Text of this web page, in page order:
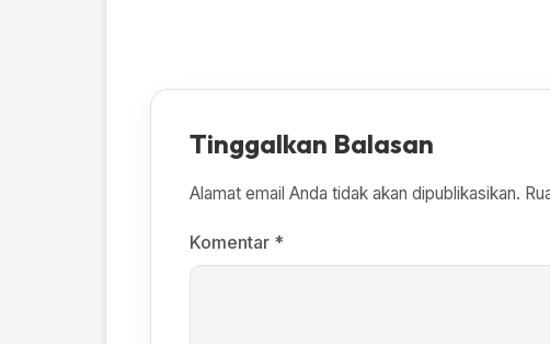
Tinggalkan Balasan
Alamat email Anda tidak akan dipublikasikan.
Komentar *